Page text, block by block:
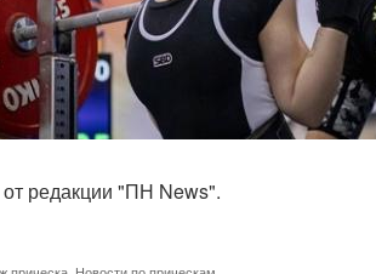
редакции "ПН News".